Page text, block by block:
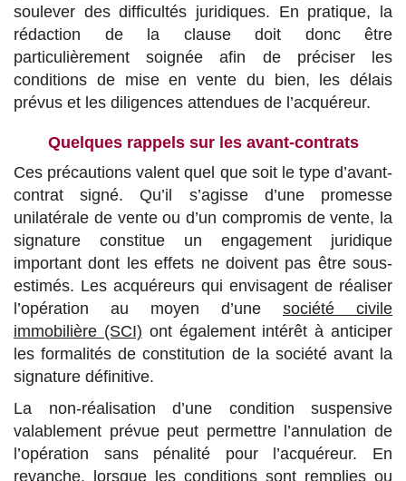
soulever des difficultés juridiques. En pratique, la
rédaction de la clause doit donc être
particulièrement soignée afin de préciser les
conditions de mise en vente du bien, les délais
prévus et les diligences attendues de l’acquéreur.
Quelques rappels sur les avant-contrats
Ces précautions valent quel que soit le type d’avant-
contrat signé. Qu’il s’agisse d’une promesse
unilatérale de vente ou d’un compromis de vente, la
signature constitue un engagement juridique
important dont les effets ne doivent pas être sous-
estimés. Les acquéreurs qui envisagent de réaliser
l’opération au moyen d’une société civile
immobilière (SCI) ont également intérêt à anticiper
les formalités de constitution de la société avant la
signature définitive.
La non-réalisation d’une condition suspensive
valablement prévue peut permettre l’annulation de
l’opération sans pénalité pour l’acquéreur. En
revanche, lorsque les conditions sont remplies ou